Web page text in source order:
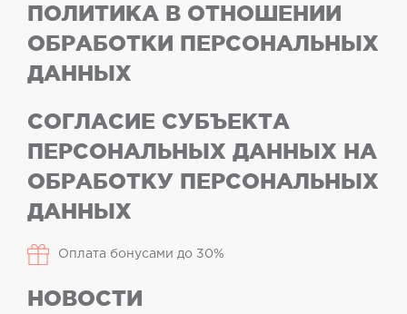
ПОЛИТИКА В ОТНОШЕНИИ
ОБРАБОТКИ ПЕРСОНАЛЬНЫХ
ДАННЫХ
СОГЛАСИЕ СУБЪЕКТА
ПЕРСОНАЛЬНЫХ ДАННЫХ НА
ОБРАБОТКУ ПЕРСОНАЛЬНЫХ
ДАННЫХ
Оплата бонусами до 30%
НОВОСТИ